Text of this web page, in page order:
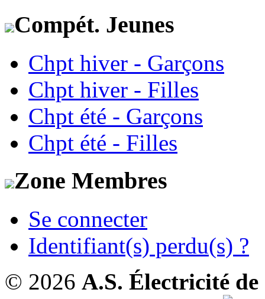
Compét. Jeunes
Chpt hiver - Garçons
Chpt hiver - Filles
Chpt été - Garçons
Chpt été - Filles
Zone Membres
Se connecter
Identifiant(s) perdu(s) ?
© 2026 A.S. Électricité